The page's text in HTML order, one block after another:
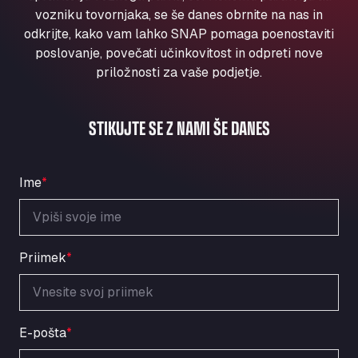
Aqua Ariva GmbH
Marie-Curie-Straße 24, 68219
Aral Autohof Bockel
An der Autobahn 1, 27404
Oppelner Str. 1, 31167
ARAL Autohof Merklingen
ARAL Autohof Preis
Schellweilerstraße 1, 66871
ARAL Tankstelle - XXL Truckwash.de
GmbH
Obernburger Str. 127, 63811
Ardleigh South Services
a120 westbound, CO77SL
Area 47 Hermanos Rico
vozniku tovornjaka, se še danes obrnite na nas in
odkrijte, kako vam lahko SNAP pomaga poenostaviti
poslovanje, povečati učinkovitost in odpreti nove
priložnosti za vaše podjetje.
STIKUJTE SE Z NAMI ŠE DANES
Ime*
Priimek*
E-pošta*